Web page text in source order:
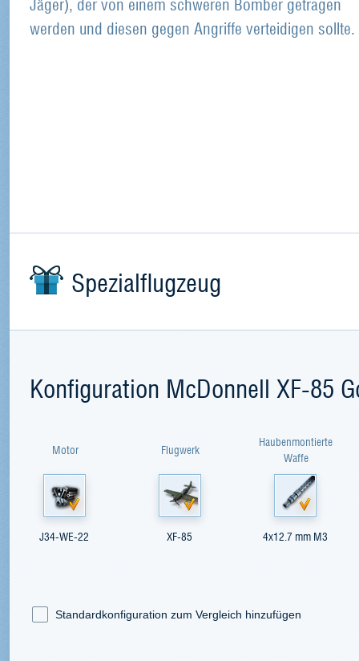
werden und diesen gegen Angriffe verteidigen sollte.
Spezialflugzeug
Konfiguration McDonnell XF-85
Motor
J34-WE-22
Flugwerk
XF-85
Haubenmontierte
Waffe
4x12.7 mm M3
Standardkonfiguration zum Vergleich hinzufügen